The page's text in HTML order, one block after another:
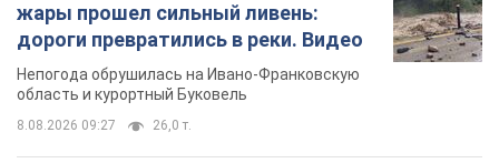
жары прошел сильный ливень:
дороги превратились в реки. Видео
Непогода обрушилась на Ивано-Франковскую
область и курортный Буковель
8.08.2026 09:27 26,0 т.